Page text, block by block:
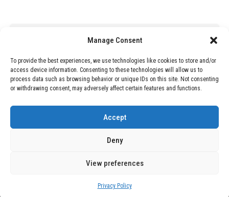
Manage Consent
To provide the best experiences, we use technologies like cookies to store and/or
access device information. Consenting to these technologies will allow us to
process data such as browsing behavior or unique IDs on this site. Not consenting
or withdrawing consent, may adversely affect certain features and functions.
Accept
Deny
View preferences
Privacy Policy